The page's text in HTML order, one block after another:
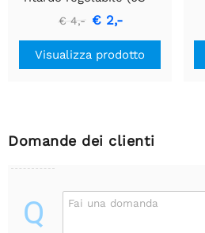
10S)
€ 4,- € 2,-
Visualizza prodotto
Domande dei clienti
Q Fai una domanda